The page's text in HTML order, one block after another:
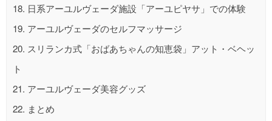
18. 日系アーユルヴェーダ施設「アーユピヤサ」での体験
19. アーユルヴェーダのセルフマッサージ
20. スリランカ式「おばあちゃんの知恵袋」アット・ベヘッ
ト
21. アーユルヴェーダ美容グッズ
22. まとめ